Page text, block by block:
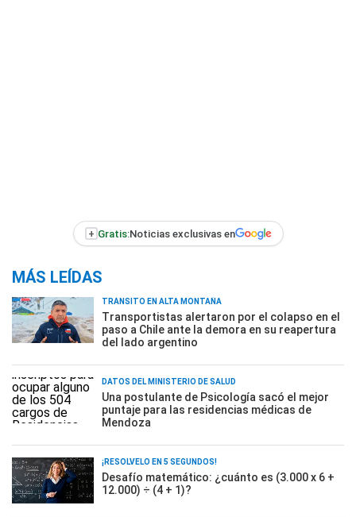
+ Gratis:Noticias exclusivas en
MÁS LEÍDAS
TRÁNSITO EN ALTA MONTAÑA
Transportistas alertaron por el colapso en el
paso a Chile ante la demora en su reapertura
del lado argentino
DATOS DEL MINISTERIO DE SALUD
Una postulante de Psicología sacó el mejor
puntaje para las residencias médicas de
Mendoza
¡RESOLVELO EN 5 SEGUNDOS!
Desafío matemático: ¿cuánto es (3.000 x 6 +
12.000) ÷ (4 + 1)?